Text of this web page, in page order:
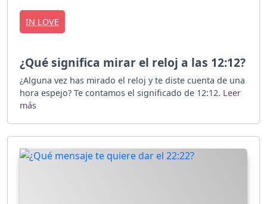
IN LOVE
¿Qué significa mirar el reloj a las 12:12?
¿Alguna vez has mirado el reloj y te diste cuenta de una
hora espejo? Te contamos el significado de 12:12.